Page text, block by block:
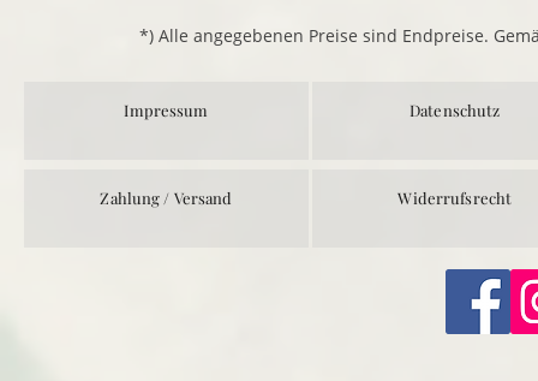
*) Alle angegebenen Preise sind Endpreise.
Impressum
Zahlung / Versand
Datenschutz
Widerrufsrecht